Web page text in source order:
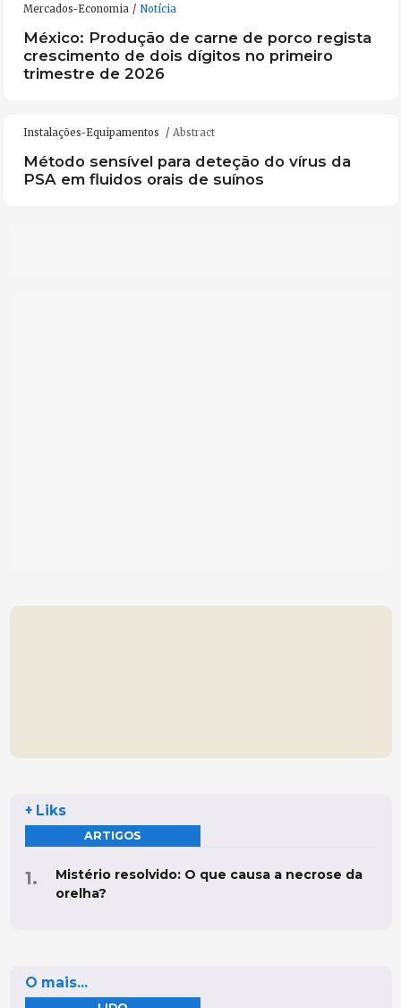
Mercados-Economia Notícia
México: Produção de carne de porco regista
crescimento de dois dígitos no primeiro
trimestre de 2026
Instalações-Equipamentos Abstract
Método sensível para deteção do vírus da
PSA em fluidos orais de suínos
+ Liks
ARTIGOS
Mistério resolvido: O que causa a necrose da
orelha?
O mais...